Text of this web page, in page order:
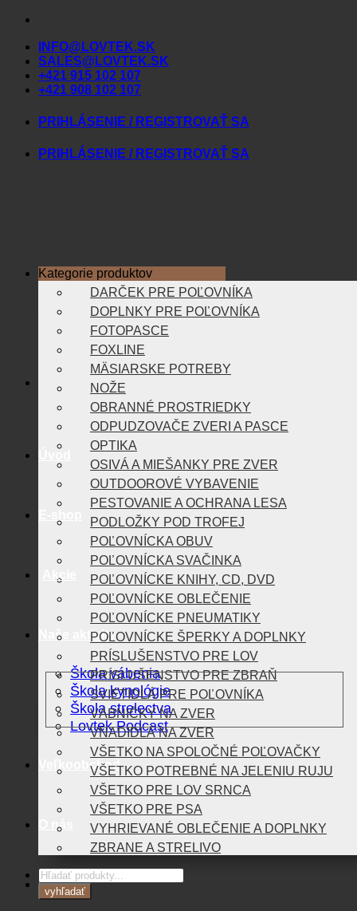
Skip
contentINFO@LOVTEK.SK
SALES@LOVTEK.SK
+421 915 102 107
+421 908 102 107
PRIHLÁSENIE / REGISTROVAŤ SA
PRIHLÁSENIE / REGISTROVAŤ SA
Akcie
Naše aktivity
Škola vábenia
Škola kynológie
Škola strelectva
Lovtek Podcast
Veľkoobchod
O nás
Blog
Kategorie produktov
DARČEK PRE POĽOVNÍKA
DOPLNKY PRE POĽOVNÍKA
FOTOPASCE
FOXLINE
MÄSIARSKE POTREBY
NOŽE
OBRANNÉ PROSTRIEDKY
ODPUDZOVAČE ZVERI A PASCE
OPTIKA
OSIVÁ A MIEŠANKY PRE ZVER
OUTDOOROVÉ VYBAVENIE
PESTOVANIE A OCHRANA LESA
PODLOŽKY POD TROFEJ
POĽOVNÍCKA OBUV
POĽOVNÍCKA SVAČINKA
POĽOVNÍCKE KNIHY, CD, DVD
POĽOVNÍCKE OBLEČENIE
POĽOVNÍCKE PNEUMATIKY
POĽOVNÍCKE ŠPERKY A DOPLNKY
PRÍSLUŠENSTVO PRE LOV
PRÍSLUŠENSTVO PRE ZBRAŇ
SVIETIDLÁ PRE POĽOVNÍKA
VÁBNIČKY NA ZVER
VNADIDLÁ NA ZVER
VŠETKO NA SPOLOČNÉ POĽOVAČKY
VŠETKO POTREBNÉ NA JELENIU RUJU
VŠETKO PRE LOV SRNCA
VŠETKO PRE PSA
VYHRIEVANÉ OBLEČENIE A DOPLNKY
ZBRANE A STRELIVO
Products
search
vyhľadať